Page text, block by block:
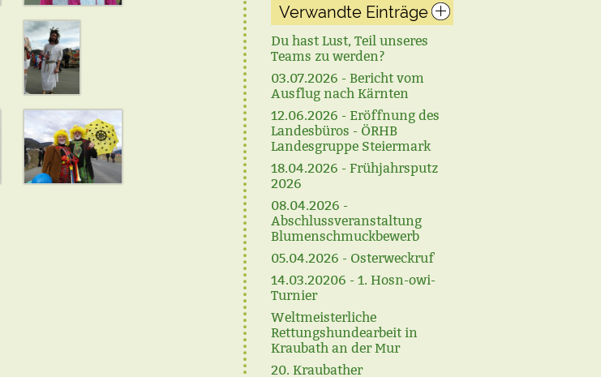
Verwandte Einträge
Du hast Lust, Teil unseres
Teams zu werden?
03.07.2026 - Bericht vom
Ausflug nach Kärnten
12.06.2026 - Eröffnung des
Landesbüros - ÖRHB
Landesgruppe Steiermark
18.04.2026 - Frühjahrsputz
2026
08.04.2026 -
Abschlussveranstaltung
Blumenschmuckbewerb
05.04.2026 - Osterweckruf
14.03.20206 - 1. Hosn-owi-
Turnier
Weltmeisterliche
Rettungshundearbeit in
Kraubath an der Mur
20. Kraubather